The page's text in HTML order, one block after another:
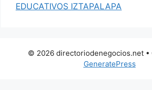
EDUCATIVOS IZTAPALAPA
© 2026 directoriodenegocios.net•
GeneratePress